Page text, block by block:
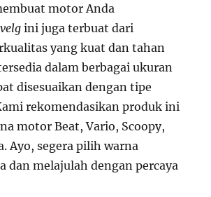
motor Anda
velg ini juga terbuat dari
yang kuat dan tahan
dalam berbagai ukuran
disesuaikan dengan tipe
rekomendasikan produk ini
motor Beat, Vario, Scoopy,
Ayo, segera pilih warna
dan melajulah dengan percaya